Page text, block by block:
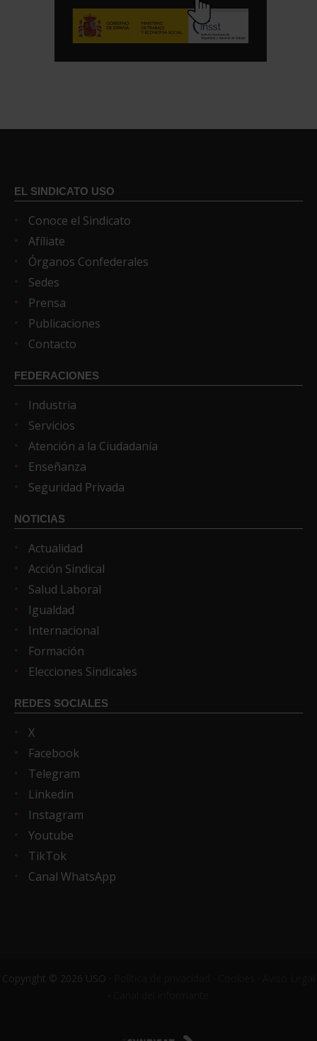
EL SINDICATO USO
Conoce el Sindicato
Afíliate
Órganos Confederales
Sedes
Prensa
Publicaciones
Contacto
FEDERACIONES
Industria
Servicios
Atención a la Ciudadanía
Enseñanza
Seguridad Privada
NOTICIAS
Actualidad
Acción Sindical
Salud Laboral
Igualdad
Internacional
Formación
Elecciones Sindicales
REDES SOCIALES
X
Facebook
Telegram
Linkedin
Instagram
Youtube
TikTok
Canal WhatsApp
Copyright © 2026 USO ·